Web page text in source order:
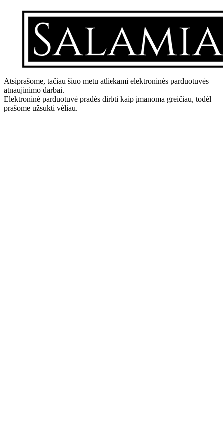
Atsiprašome, tačiau šiuo metu atliekami elektroninės parduotuvės
atnaujinimo darbai.
Elektroninė parduotuvė pradės dirbti kaip įmanoma greičiau, todėl
prašome užsukti vėliau.